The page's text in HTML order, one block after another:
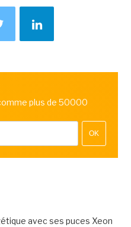
plus de 50000
OK
avec ses puces Xeon